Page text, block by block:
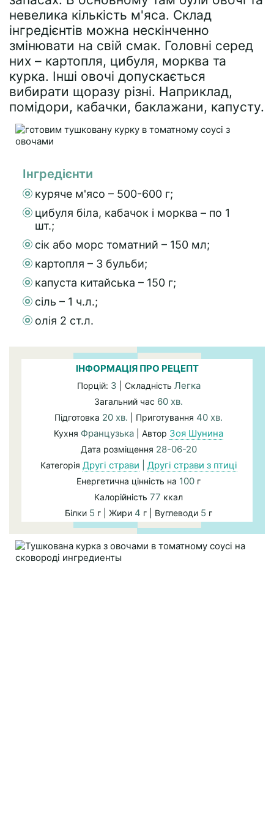
невелика кількість м'яса. Склад
інгредієнтів можна нескінченно
змінювати на свій смак. Головні серед
них – картопля, цибуля, морква та
курка. Інші овочі допускається
вибирати щоразу різні. Наприклад,
помідори, кабачки, баклажани, капусту.
Інгредієнти
куряче м'ясо – 500-600 г;
цибуля біла, кабачок і морква – по 1
шт.;
сік або морс томатний – 150 мл;
картопля – 3 бульби;
капуста китайська – 150 г;
сіль – 1 ч.л.;
олія 2 ст.л.
ІНФОРМАЦІЯ ПРО РЕЦЕПТ
Порцій: 3 | Складність Легка
Загальний час 60 хв.
Підготовка 20 хв. | Приготування 40 хв.
Кухня Французька | Автор Зоя Шунина
Дата розміщення 28-06-20
Категорія Другі страви Другі страви з птиці
Енергетична цінність на 100 г
Калорійність 77 ккал
Білки 5 г | Жири 4 г | Вуглеводи 5 г